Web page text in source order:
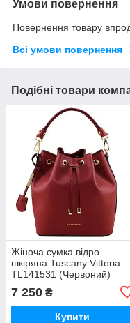
Умови повернення
Повернення товару
Всі умови повернення
Подібні товари
Жіноча сумка відро
шкіряна Tuscany Vittoria
TL141531 (Червоний)
7 250 ₴
Купити